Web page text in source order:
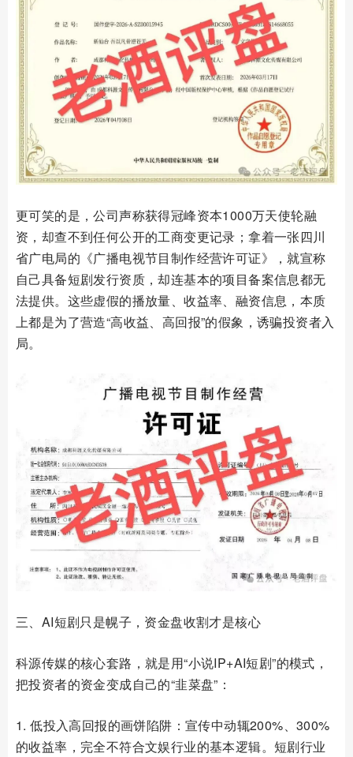
更可笑的是，公司声称获得冠峰资本1000万天使轮融
资，却查不到任何公开的工商变更记录；拿着一张四川
省广电局的《广播电视节目制作经营许可证》，就宣称
自己具备短剧发行资质，却连基本的项目备案信息都无
法提供。这些虚假的播放量、收益率、融资信息，本质
上都是为了营造“高收益、高回报”的假象，诱骗投资者入
局。
三、AI短剧只是幌子，资金盘收割才是核心
科源传媒的核心套路，就是用“小说IP+AI短剧”的模式，
把投资者的资金变成自己的“韭菜盘”：
1. 低投入高回报的画饼陷阱：宣传中动辄200%、300%
的收益率，完全不符合文娱行业的基本逻辑。短剧行业